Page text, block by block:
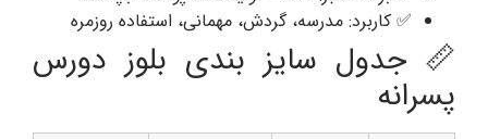
✅ کاربرد: مدرسه، گردش، مهمانی، استفاده روزمره
📏 جدول سایز بندی بلوز دورس
پسرانه